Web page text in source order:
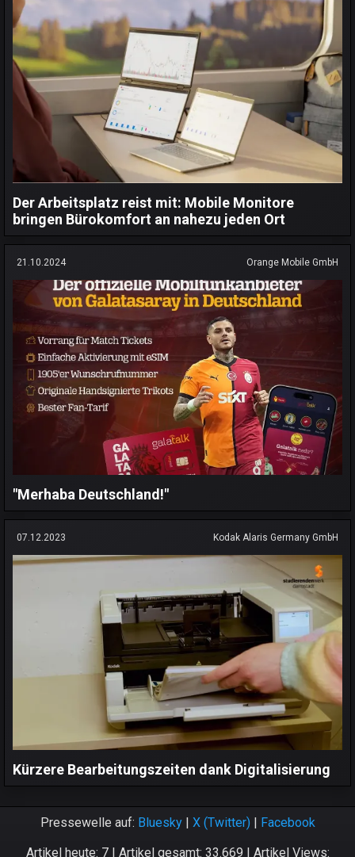
Der Arbeitsplatz reist mit: Mobile Monitore
bringen Bürokomfort an nahezu jeden Ort
21.10.2024 Orange Mobile GmbH
"Merhaba Deutschland!"
07.12.2023 Kodak Alaris Germany GmbH
Kürzere Bearbeitungszeiten dank Digitalisierung
Pressewelle auf: Bluesky| X (Twitter)| Facebook
Artikel heute: 7 | Artikel gesamt: 33.669 | Artikel Views: